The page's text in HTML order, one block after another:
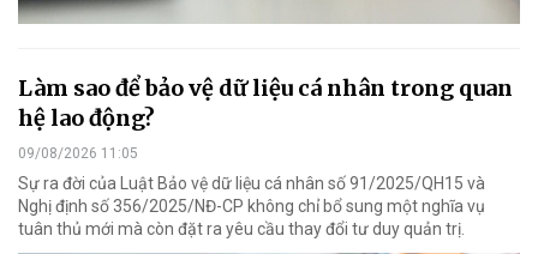
Làm sao để bảo vệ dữ liệu cá nhân trong quan
hệ lao động?
09/08/2026 11:05
Sự ra đời của Luật Bảo vệ dữ liệu cá nhân số 91/2025/QH15 và
Nghị định số 356/2025/NĐ-CP không chỉ bổ sung một nghĩa vụ
tuân thủ mới mà còn đặt ra yêu cầu thay đổi tư duy quản trị.